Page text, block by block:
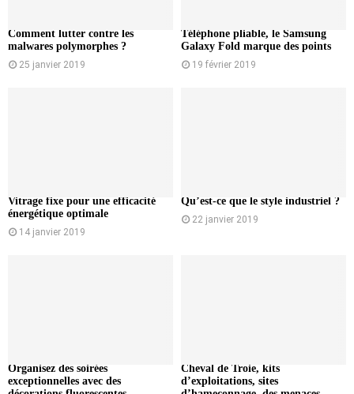
Comment lutter contre les
malwares polymorphes ?
25 janvier 2019
Téléphone pliable, le Samsung
Galaxy Fold marque des points
19 février 2019
Vitrage fixe pour une efficacité
énergétique optimale
14 janvier 2019
Qu’est-ce que le style industriel ?
22 janvier 2019
Organisez des soirées
exceptionnelles avec des
Cheval de Troie, kits
d’exploitations, sites